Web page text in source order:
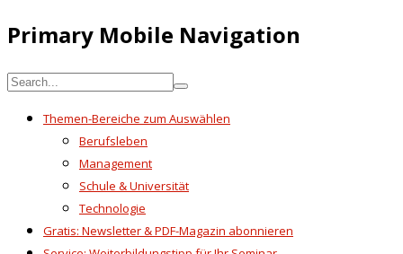
Primary Mobile Navigation
Themen-Bereiche zum Auswählen
Berufsleben
Management
Schule & Universität
Technologie
Gratis: Newsletter & PDF-Magazin abonnieren